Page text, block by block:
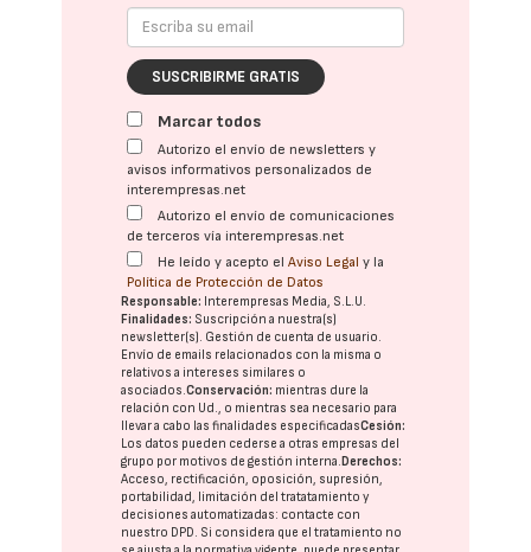
SUSCRIBIRME GRATIS
Marcar todos
Autorizo el envío de newsletters y
avisos informativos personalizados de
interempresas.net
Autorizo el envío de comunicaciones
de terceros vía interempresas.net
He leído y acepto elAviso Legal y la
Política de Protección de Datos
Responsable: Interempresas Media, S.L.U.
Finalidades: Suscripción a nuestra(s)
newsletter(s). Gestión de cuenta de usuario.
Envío de emails relacionados con la misma o
relativos a intereses similares o
asociados.Conservación: mientras dure la
relación con Ud., o mientras sea necesario para
llevar a cabo las finalidades especificadasCesión:
Los datos pueden cederse a otras empresas del
grupo por motivos de gestión interna.Derechos:
Acceso, rectificación, oposición, supresión,
portabilidad, limitación del tratatamiento y
decisiones automatizadas: contacte con
nuestro DPD. Si considera que el tratamiento no